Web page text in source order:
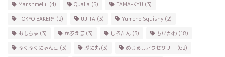
Marshmellii (4) Qualia (5) TAMA-KYU (3)
TOKYO BAKERY (2) UJITA (3) Yumeno Squishy (2)
おもちゃ (3) かぷえぼ (3) しろたん (3) ちいかわ (18)
ふくふくにゃんこ (3) ぷに丸(3) めじるしアクセサリー (62)